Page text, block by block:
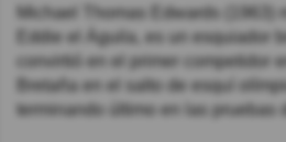
Michael Thomas Edwards (1963)
Eddie el Águila, es un esquiador
convirtió en el primer competidor
Bretaña en el salto de esquí
terminando último en las pruebas